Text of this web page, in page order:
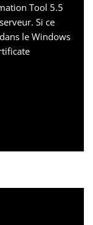
Tool 5.5
Si ce
le Windows